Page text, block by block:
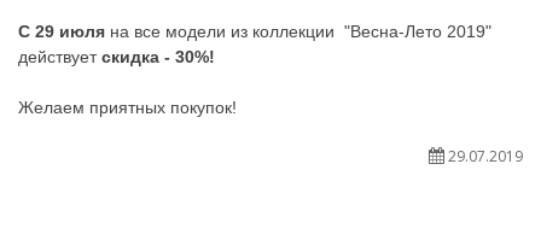
С 29 июля на все модели из коллекции "Весна-Лето 2019"
действуетскидка - 30%!
Желаем приятных покупок!
29.07.2019